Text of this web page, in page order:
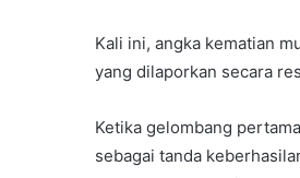
Kali ini, angka kematian
yang dilaporkan secara
Ketika gelombang
sebagai tanda